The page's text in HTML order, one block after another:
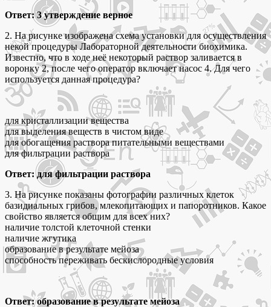
Ответ: 3 утверждение верное
2. На рисунке изображена схема установки для осуществления
некой процедуры Лабораторной деятельности биохимика.
Известно, что в ходе неё некоторый раствор заливается в
воронку 2, после чего оператор включает насос 4. Для чего
используется данная процедура?
для кристаллизации вещества
для выделения веществ в чистом виде
для обогащения раствора питательными веществами
для фильтрации раствора
Ответ: для фильтрации раствора
3. На рисунке показаны фотографии различных клеток
базидиальных грибов, млекопитающих и папоротников. Какое
свойство является общим для всех них?
наличие толстой клеточной стенки
наличие жгутика
образование в результате мейоза
способность переживать бескислородные условия
Ответ: образование в результате мейоза